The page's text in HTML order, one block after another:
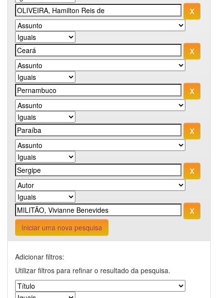
Iniciar uma nova pesquisa
Adicionar filtros:
Utilizar filtros para refinar o resultado da pesquisa.